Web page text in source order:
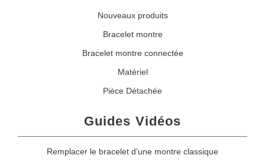
Nouveaux produits
Bracelet montre
Bracelet montre connectée
Matériel
Pièce Détachée
Guides Vidéos
Remplacer le bracelet d'une montre classique